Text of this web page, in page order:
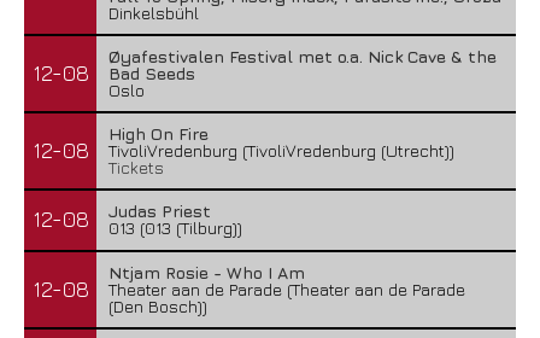
Dinkelsbühl
12-08
Øyafestivalen Festival met o.a. Nick Cave & the
Bad Seeds
Oslo
12-08
High On Fire
TivoliVredenburg (TivoliVredenburg (Utrecht))
Tickets
12-08
Judas Priest
013 (013 (Tilburg))
12-08
Ntjam Rosie - Who I Am
Theater aan de Parade (Theater aan de Parade
(Den Bosch))